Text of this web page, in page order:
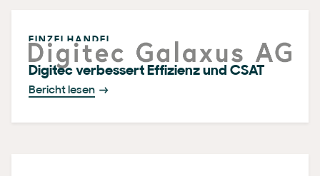
EINZELHANDEL
Digitec verbessert Effizienz und CSAT
Bericht lesen